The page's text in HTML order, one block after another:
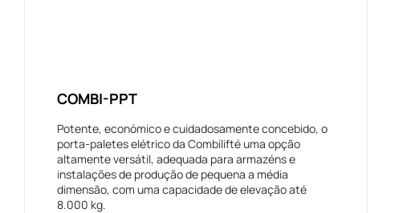
COMBI-PPT
Potente, económico e cuidadosamente concebido, o
porta-paletes elétrico da Combilifté uma opção
altamente versátil, adequada para armazéns e
instalações de produção de pequena a média
dimensão, com uma capacidade de elevação até
8.000 kg.